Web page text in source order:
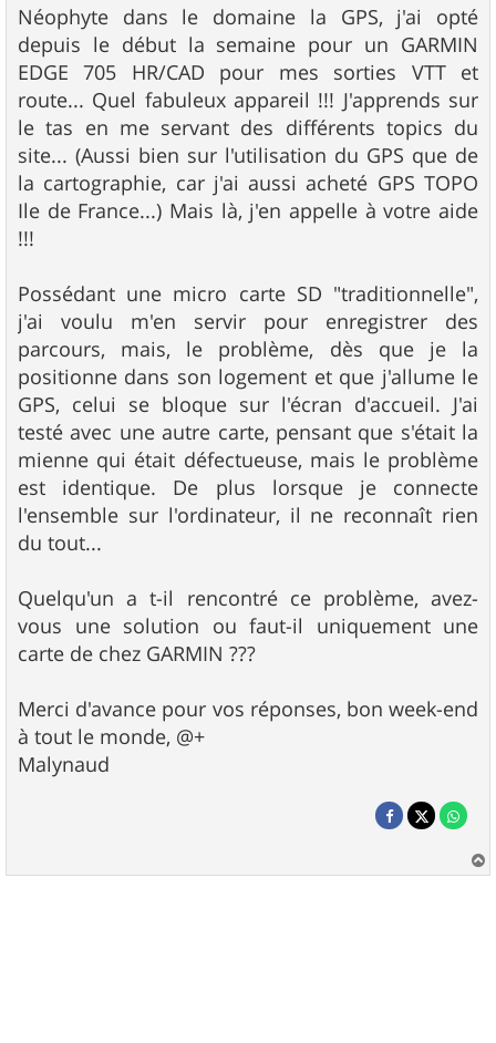
g
e
Néophyte dans le domaine la GPS, j'ai opté
depuis le début la semaine pour un GARMIN
EDGE 705 HR/CAD pour mes sorties VTT et
route... Quel fabuleux appareil !!! J'apprends sur
le tas en me servant des différents topics du
site... (Aussi bien sur l'utilisation du GPS que de
la cartographie, car j'ai aussi acheté GPS TOPO
Ile de France...) Mais là, j'en appelle à votre aide
!!!
Possédant une micro carte SD "traditionnelle",
j'ai voulu m'en servir pour enregistrer des
parcours, mais, le problème, dès que je la
positionne dans son logement et que j'allume le
GPS, celui se bloque sur l'écran d'accueil. J'ai
testé avec une autre carte, pensant que s'était la
mienne qui était défectueuse, mais le problème
est identique. De plus lorsque je connecte
l'ensemble sur l'ordinateur, il ne reconnaît rien
du tout...
Quelqu'un a t-il rencontré ce problème, avez-
vous une solution ou faut-il uniquement une
carte de chez GARMIN ???
Merci d'avance pour vos réponses, bon week-end
à tout le monde, @+
Malynaud
a